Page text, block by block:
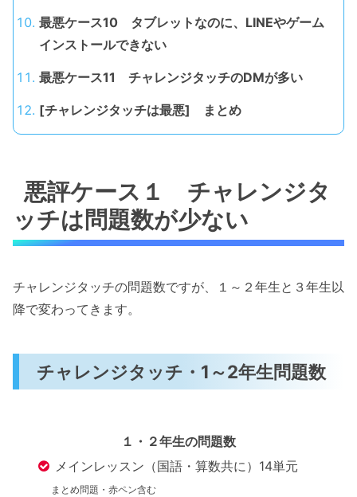
最悪ケース10 タブレットなのに、LINEやゲーム
インストールできない
最悪ケース11 チャレンジタッチのDMが多い
[チャレンジタッチは最悪] まとめ
悪評ケース１ チャレンジタ
ッチは問題数が少ない
チャレンジタッチの問題数ですが、１～２年生と３年生以
降で変わってきます。
チャレンジタッチ・1～2年生問題数
１・２年生の問題数
メインレッスン（国語・算数共に）14単元
まとめ問題・赤ペン含む